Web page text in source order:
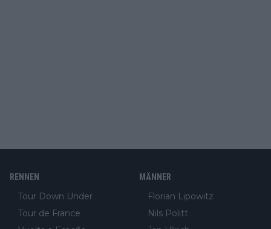
RENNEN
Tour Down Under
Tour de France
MÄNNER
Florian Lipowitz
Nils Politt